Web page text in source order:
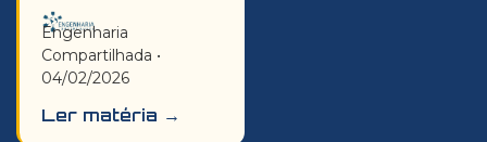
Engenharia
Compartilhada •
04/02/2026
Ler matéria →